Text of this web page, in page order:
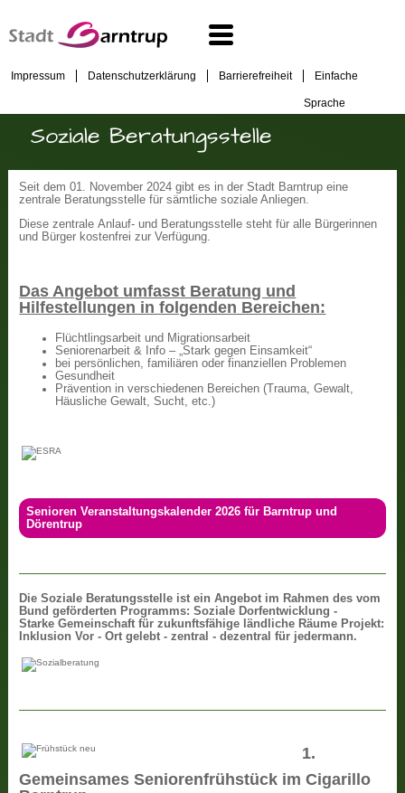
Impressum Datenschutzerklärung Barrierefreiheit Einfache
Sprache
Soziale Beratungsstelle
Seit dem 01. November 2024 gibt es in der Stadt Barntrup eine
zentrale Beratungsstelle für sämtliche soziale Anliegen.
Diese zentrale Anlauf- und Beratungsstelle steht für alle Bürgerinnen
und Bürger kostenfrei zur Verfügung.
Das Angebot umfasst Beratung und
Hilfestellungen in folgenden Bereichen:
Flüchtlingsarbeit und Migrationsarbeit
Seniorenarbeit & Info – „Stark gegen Einsamkeit“
bei persönlichen, familiären oder finanziellen Problemen
Gesundheit
Prävention in verschiedenen Bereichen (Trauma, Gewalt,
Häusliche Gewalt, Sucht, etc.)
Senioren Veranstaltungskalender 2026 für Barntrup und
Dörentrup
Die Soziale Beratungsstelle ist ein Angebot im Rahmen des vom
Bund geförderten Programms: Soziale Dorfentwicklung -
Starke Gemeinschaft für zukunftsfähige ländliche Räume Projekt:
Inklusion Vor - Ort gelebt - zentral - dezentral für jedermann.
1.
Gemeinsames Seniorenfrühstück im Cigarillo